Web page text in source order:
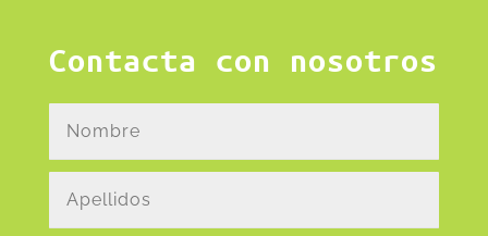
Contacta con nosotros